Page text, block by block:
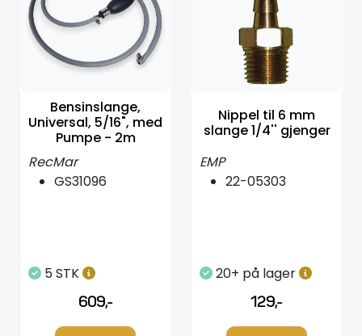
Bensinslange,
Universal, 5/16", med
Pumpe - 2m
RecMar
GS31096
5 STK
609,-
Nippel til 6 mm
slange 1/4'' gjenger
EMP
22-05303
20+ på lager
129,-